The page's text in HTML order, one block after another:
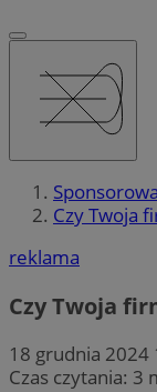
Czy Twoja
reklama
Czy Twoja
18 grudnia 2024
Czas czytania: 3